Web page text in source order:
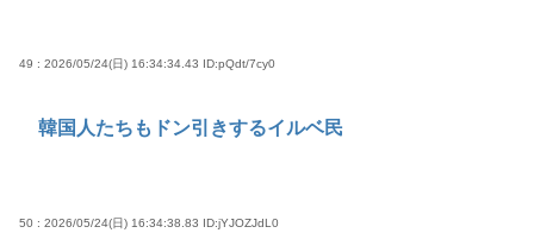
49 : 2026/05/24(日) 16:34:34.43 ID:pQdt/7cy0
韓国人たちもドン引きするイルベ民
50 : 2026/05/24(日) 16:34:38.83 ID:jYJOZJdL0